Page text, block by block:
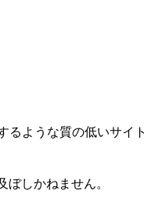
るような質の低いサイ
しかねません。